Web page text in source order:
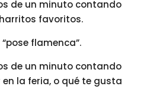
de un minuto contando
favoritos.
flamenca”.
de un minuto contando
en la feria, o qué te gusta